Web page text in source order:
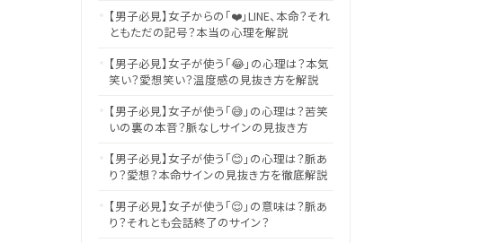
【男子必見】女子からの「❤️」LINE、本命？それ
ともただの記号？本当の心理を解説
【男子必見】女子が使う「😂」の心理は？本気
笑い？愛想笑い？温度感の見抜き方を解説
【男子必見】女子が使う「😅」の心理は？苦笑
いの裏の本音？脈なしサインの見抜き方
【男子必見】女子が使う「😊」の心理は？脈あ
り？愛想？本命サインの見抜き方を徹底解説
【男子必見】女子が使う「😌」の意味は？脈あ
り？それとも会話終了のサイン？